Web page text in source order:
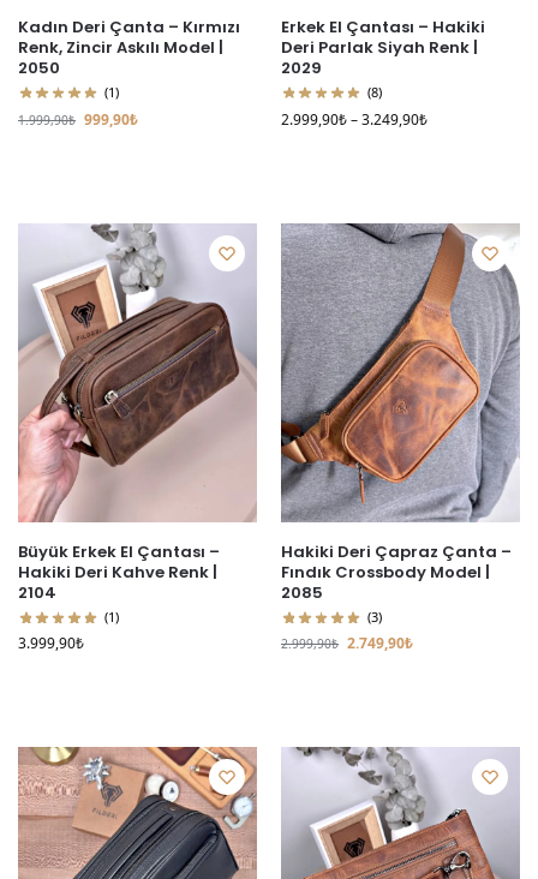
Kadın Deri Çanta – Kırmızı
Renk, Zincir Askılı Model |
2050
(1)
1.999,90₺ 999,90₺
Erkek El Çantası – Hakiki
Deri Parlak Siyah Renk |
2029
(8)
2.999,90₺–3.249,90₺
Büyük Erkek El Çantası –
Hakiki Deri Kahve Renk |
2104
(1)
3.999,90₺
Hakiki Deri Çapraz Çanta –
Fındık Crossbody Model |
2085
(3)
2.999,90₺ 2.749,90₺